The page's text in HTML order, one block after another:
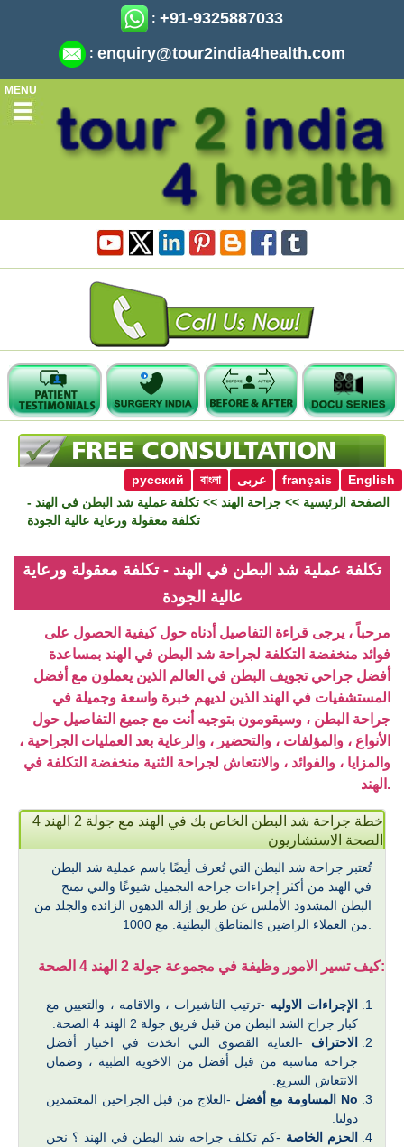
: +91-9325887033
: enquiry@tour2india4health.com
MENU
English
français عربى বাংলা
русский
الصفحة الرئيسية >> جراحة الهند >> تكلفة عملية شد البطن في الهند -
تكلفة معقولة ورعاية عالية الجودة
تكلفة عملية شد البطن في الهند - تكلفة معقولة ورعاية
عالية الجودة
مرحباً ، يرجى قراءة التفاصيل أدناه حول كيفية الحصول على
فوائد منخفضة التكلفة لجراحة شد البطن في الهند بمساعدة
أفضل جراحي تجويف البطن في العالم الذين يعملون مع أفضل
المستشفيات في الهند الذين لديهم خبرة واسعة وجميلة في
جراحة البطن ، وسيقومون بتوجيه أنت مع جميع التفاصيل حول
الأنواع ، والمؤلفات ، والتحضير ، والرعاية بعد العمليات الجراحية ،
والمزايا ، والفوائد ، والانتعاش لجراحة الثنية منخفضة التكلفة في
الهند.
خطة جراحة شد البطن الخاص بك في الهند مع جولة 2 الهند 4
الصحة الاستشاريون
تُعتبر جراحة شد البطن التي تُعرف أيضًا باسم عملية شد البطن
في الهند من أكثر إجراءات جراحة التجميل شيوعًا والتي تمنح
البطن المشدود الأملس عن طريق إزالة الدهون الزائدة والجلد من
المناطق البطنية. مع 1000s من العملاء الراضين.
كيف تسير الامور وظيفة في مجموعة جولة 2 الهند 4 الصحة:
الإجراءات الاوليه -ترتيب التاشيرات ، والاقامه ، والتعيين مع
كبار جراح الشد البطن من قبل فريق جولة 2 الهند 4 الصحة.
الاحتراف -العناية القصوى التي اتخذت في اختيار أفضل
جراحه مناسبه من قبل أفضل من الاخويه الطبية ، وضمان
الانتعاش السريع.
No المساومة مع أفضل
-العلاج من قبل الجراحين المعتمدين
دوليا.
الحزم الخاصة -كم تكلف جراحه شد البطن في الهند ؟ نحن